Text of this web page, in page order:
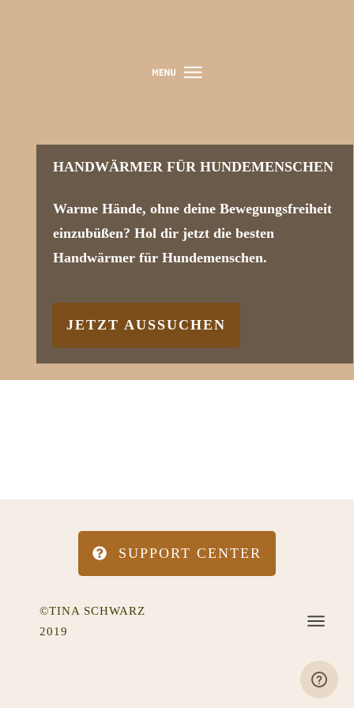
HANDWÄRMER FÜR HUNDEMENSCHEN
Warme Hände, ohne deine Bewegungsfreiheit
einzubüßen? Hol dir jetzt die besten
Handwärmer für Hundemenschen.
JETZT AUSSUCHEN
SUPPORT CENTER
©TINA SCHWARZ
2019
DATENSCHUTZ